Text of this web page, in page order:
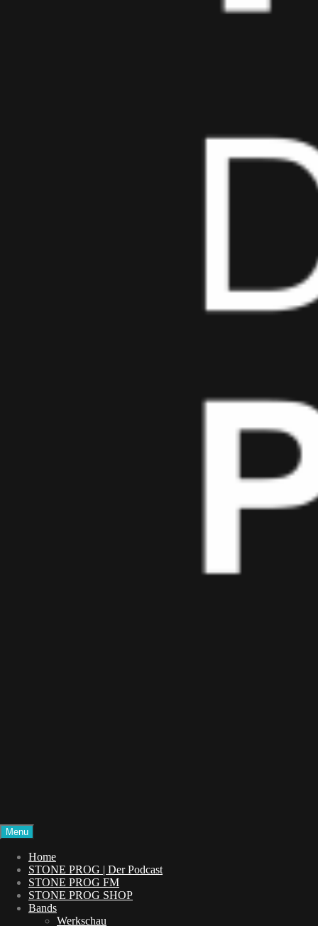
STONE PROG
Die Welt des Progressive Rock
Menu
Home
STONE PROG | Der Podcast
STONE PROG FM
STONE PROG SHOP
Bands
Werkschau